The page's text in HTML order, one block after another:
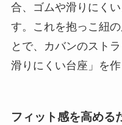
合、ゴムや滑りにく
す。これを抱っこ紐
とで、カバンのスト
滑りにくい台座」を
フィット感を高める